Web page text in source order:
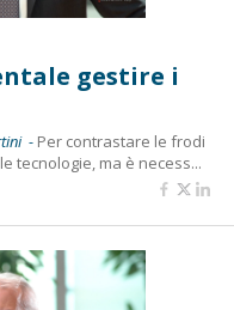
gestire i
- Per contrastare le frodi
tecnologie, ma è necess...